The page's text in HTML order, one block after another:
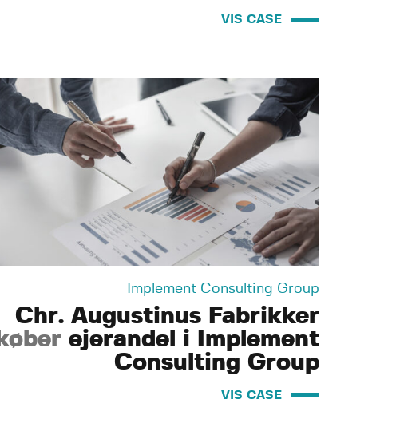
VIS CASE
Implement Consulting Group
Chr. Augustinus Fabrikker
køber ejerandel i Implement
Consulting Group
VIS CASE